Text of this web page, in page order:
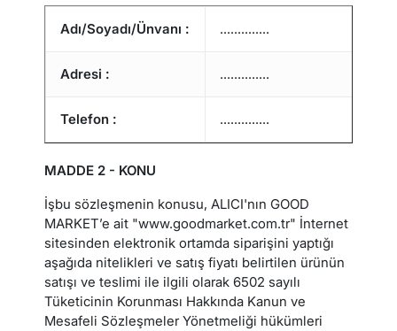
Adı/Soyadı/Ünvanı : ..............
Adresi : ..............
Telefon : ..............
MADDE 2 - KONU
İşbu sözleşmenin konusu, ALICI'nın GOOD
MARKET’e ait "www.goodmarket.com.tr" İnternet
sitesinden elektronik ortamda siparişini yaptığı
aşağıda nitelikleri ve satış fiyatı belirtilen ürünün
satışı ve teslimi ile ilgili olarak 6502 sayılı
Tüketicinin Korunması Hakkında Kanun ve
Mesafeli Sözleşmeler Yönetmeliği hükümleri